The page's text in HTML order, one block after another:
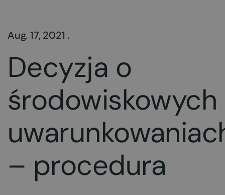
Aug. 17, 2021 .
Decyzja o
środowiskowych
– procedura